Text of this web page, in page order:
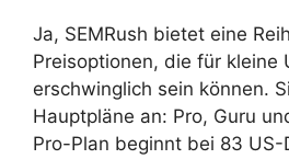
Ja, SEMRush bietet eine
Preisoptionen, die für kleine
erschwinglich sein können.
Hauptpläne an: Pro, Guru
Pro-Plan beginnt bei 83 US-